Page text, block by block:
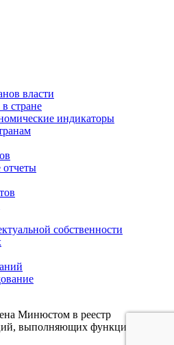
власти
стране
индикаторы
отчеты
собственности
Минюстом в реестр
выполняющих функции